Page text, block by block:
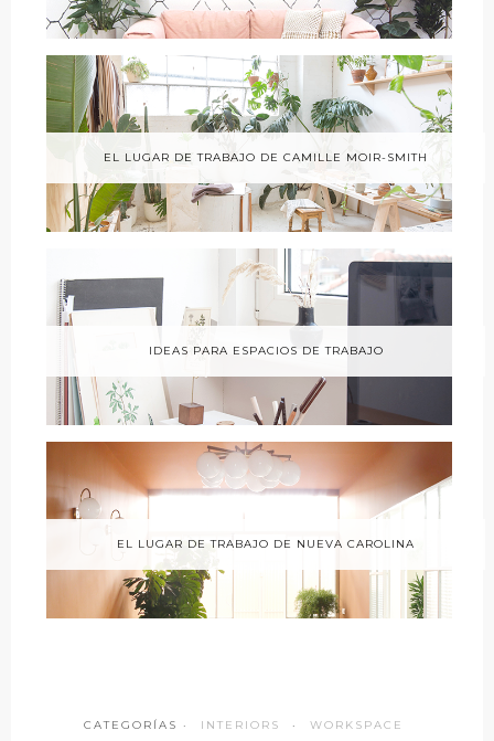
EL LUGAR DE TRABAJO DE CAMILLE MOIR-SMITH
IDEAS PARA ESPACIOS DE TRABAJO
EL LUGAR DE TRABAJO DE NUEVA CAROLINA
CATEGORÍAS · INTERIORS · WORKSPACE